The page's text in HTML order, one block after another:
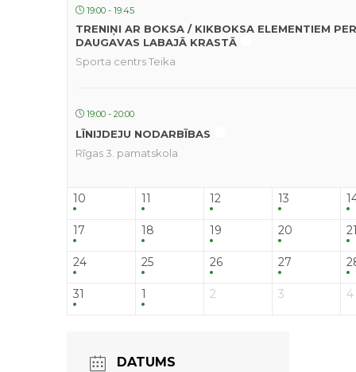
19:00 - 19:45
TRENIŅI AR BOKSA / KIKBOKSA ELEMENTIEM
DAUGAVAS LABAJĀ KRASTĀ
Sporta centrs Teika
19:00 - 20:00
LĪNIJDEJU NODARBĪBAS
Rīgas 3. pamatskola
10 11 12 13
17 18 19 20
24 25 26 27
31 1 2 3 4
DATUMS